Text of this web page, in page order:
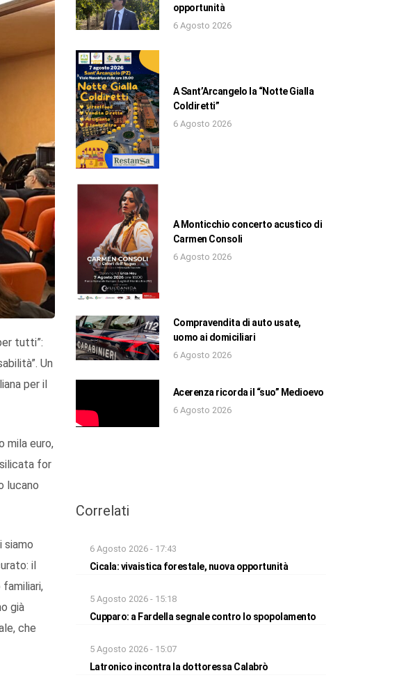
tutti”:
Un
per il
mila euro,
for
lucano
siamo
il
già
che
opportunità
6 Agosto 2026
A Sant’Arcangelo la “Notte Gialla
Coldiretti”
6 Agosto 2026
A Monticchio concerto acustico di
Carmen Consoli
6 Agosto 2026
Compravendita di auto usate,
uomo ai domiciliari
6 Agosto 2026
Acerenza ricorda il “suo” Medioevo
6 Agosto 2026
Correlati
6 Agosto 2026 - 17:43
Cicala: vivaistica forestale, nuova opportunità
5 Agosto 2026 - 15:18
Cupparo: a Fardella segnale contro lo spopolamento
5 Agosto 2026 - 15:07
Latronico incontra la dottoressa Calabrò